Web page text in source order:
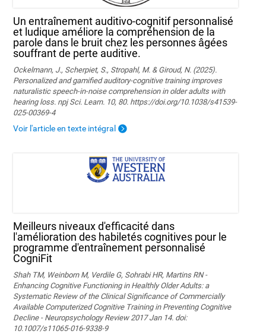
Un entraînement auditivo-cognitif personnalisé
et ludique améliore la compréhension de la
parole dans le bruit chez les personnes âgées
souffrant de perte auditive.
Ockelmann, J., Scherpiet, S., Stropahl, M. & Giroud, N. (2025).
Personalized and gamified auditory-cognitive training improves
naturalistic speech-in-noise comprehension in older adults with
hearing loss. npj Sci. Learn. 10, 80. https://doi.org/10.1038/s41539-
025-00369-4
Voir l'article en texte intégral
Meilleurs niveaux d'efficacité dans
l'amélioration des habiletés cognitives pour le
programme d'entraînement personnalisé
CogniFit
Shah TM, Weinborn M, Verdile G, Sohrabi HR, Martins RN -
Enhancing Cognitive Functioning in Healthly Older Adults: a
Systematic Review of the Clinical Significance of Commercially
Available Computerized Cognitive Training in Preventing Cognitive
Decline - Neuropsychology Review 2017 Jan 14. doi:
10.1007/s11065-016-9338-9